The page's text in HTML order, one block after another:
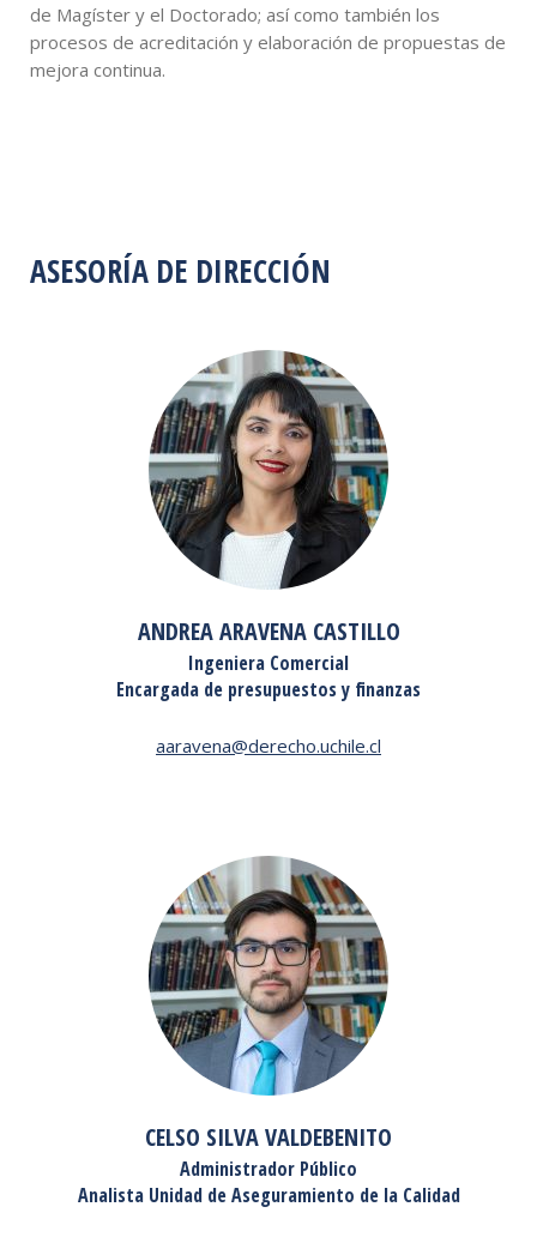
de Magíster y el Doctorado; así como también los
procesos de acreditación y elaboración de propuestas de
mejora continua.
ASESORÍA DE DIRECCIÓN
ANDREA ARAVENA CASTILLO
Ingeniera Comercial
Encargada de presupuestos y finanzas
aaravena@derecho.uchile.cl
CELSO SILVA VALDEBENITO
Administrador Público
Analista Unidad de Aseguramiento de la Calidad